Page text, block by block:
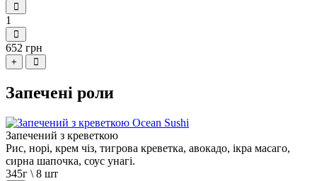
1
652 грн
+
Запечені роли
Запечений з креветкою
Рис, норі, крем чіз, тигрова креветка, авокадо, ікра масаго,
сирна шапочка, соус унагі.
345г \ 8 шт